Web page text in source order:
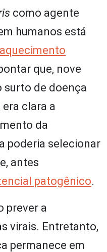
como agente
humanos está
aquecimento
que, nove
surto de doença
era clara a
da
poderia selecionar
antes
patogênico.
prever a
virais. Entretanto,
permanece em